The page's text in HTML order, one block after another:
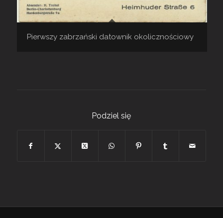
Pierwszy zabrzański datownik okolicznościowy
Podziel się